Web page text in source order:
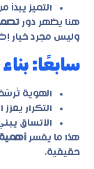
التميز
هنا يظهر دور
وليس مجرد خيار
سابعًا:
الهوية
التكرار يعزز
الاتساق
هذا ما يفسر
حقيقية.